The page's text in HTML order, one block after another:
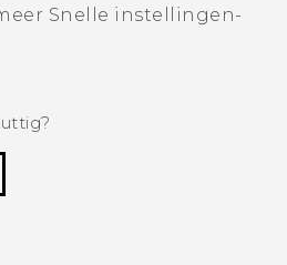
Snelle instellingen-